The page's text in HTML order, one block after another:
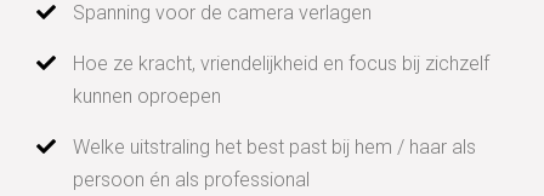
Spanning voor de camera verlagen
Hoe ze kracht, vriendelijkheid en focus bij zichzelf
kunnen oproepen
Welke uitstraling het best past bij hem / haar als
persoon én als professional